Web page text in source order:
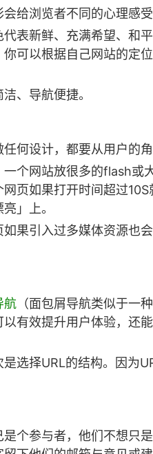
给浏览者不同的心理感受
表新鲜、充满希望、和
可以根据自己网站的定
、导航便捷。
何设计，都要从用户的角
个网站放很多的flash或
页如果打开时间超过
」上。
果引入过多媒体资源也
航 （面包屑导航类似于一
有效提升用户体验，还
选择URL的结构。因为
个参与者，他们不想只